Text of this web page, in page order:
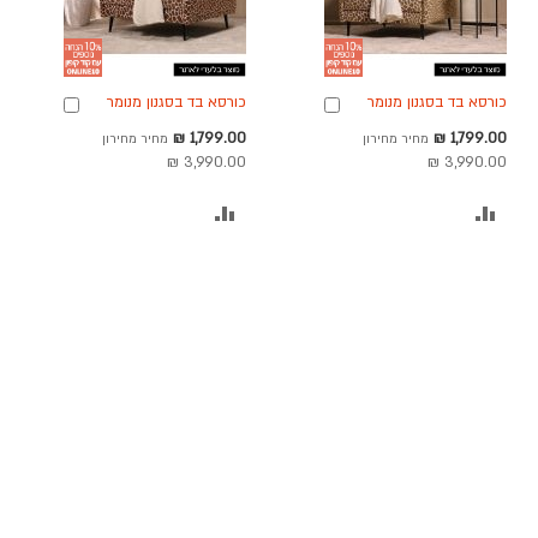
כורסא בד בסגנון מנומר
מחיר
מבצע
1,799.00 ₪ מחיר מחירון
3,990.00 ₪
הוספה
כורסא בד בסגנון מנומר
מחיר
מבצע
1,799.00 ₪ מחיר מחירון
3,990.00 ₪
הוספה